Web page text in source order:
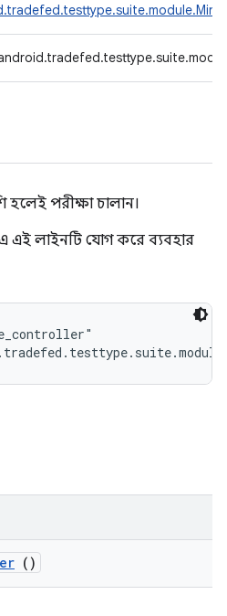
হলেই পরীক্ষা চালান।
এই লাইনটি যোগ করে ব্যবহার
()